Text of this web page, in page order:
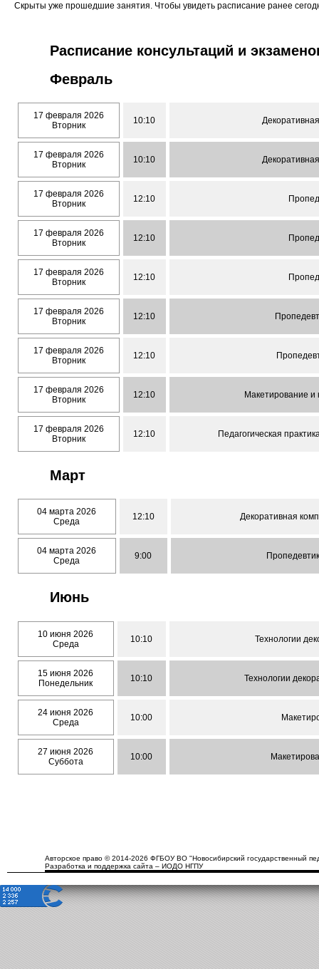
Скрыты уже прошедшие занятия. Чтобы увидеть расписание ранее
Расписание консультаций и
Февраль
17 февраля 2026
Вторник
10:10
17 февраля 2026
Вторник
10:10
17 февраля 2026
Вторник
12:10
17 февраля 2026
Вторник
12:10
17 февраля 2026
Вторник
12:10
17 февраля 2026
Вторник
12:10
17 февраля 2026
Вторник
12:10
17 февраля 2026
Вторник
12:10 Макетирование и
17 февраля 2026
Вторник
12:10 Педагогическая
Март
04 марта 2026
Среда
12:10 Декоративная
04 марта 2026
Среда
9:00
Июнь
10 июня 2026
Среда
10:10 Технологии
15 июня 2026
Понедельник
10:10 Технологии
24 июня 2026
Среда
10:00
27 июня 2026
Суббота
10:00
Авторское право © 2014-2026 ФГБОУ ВО "Новосибирский государственный
Разработка и поддержка сайта – ИОДО НГПУ